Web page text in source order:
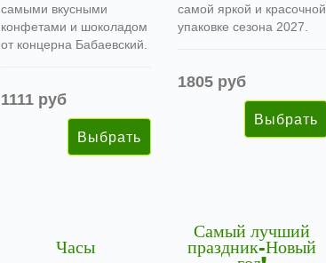
самыми вкусными
конфетами и шоколадом
от концерна Бабаевский.
1111 руб
самой яркой и красочной
упаковке сезона 2027.
1805 руб
Часы
Самый лучший
праздник-Новый